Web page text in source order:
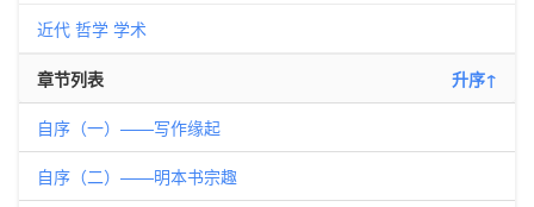
近代 哲学 学术
章节列表 升序↑
自序（一）——写作缘起
自序（二）——明本书宗趣